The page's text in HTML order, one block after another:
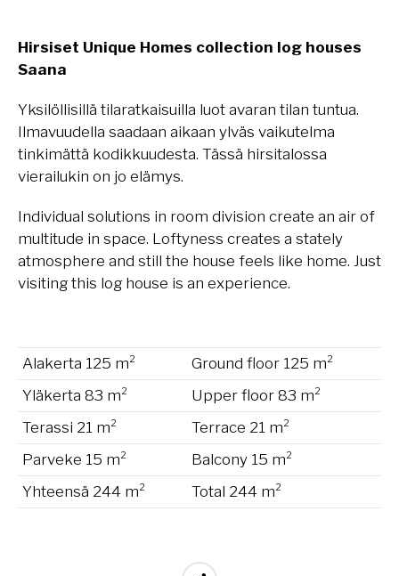
Hirsiset Unique Homes collection log houses
Saana
Yksilöllisillä tilaratkaisuilla luot avaran tilan tuntua.
Ilmavuudella saadaan aikaan ylväs vaikutelma
tinkimättä kodikkuudesta. Tässä hirsitalossa
vierailukin on jo elämys.
Individual solutions in room division create an air of
multitude in space. Loftyness creates a stately
atmosphere and still the house feels like home. Just
visiting this log house is an experience.
Alakerta 125 m²
Ground floor 125 m²
Yläkerta 83 m²
Upper floor 83 m²
Terassi 21 m²
Terrace 21 m²
Parveke 15 m²
Balcony 15 m²
Yhteensä 244 m²
Total 244 m²